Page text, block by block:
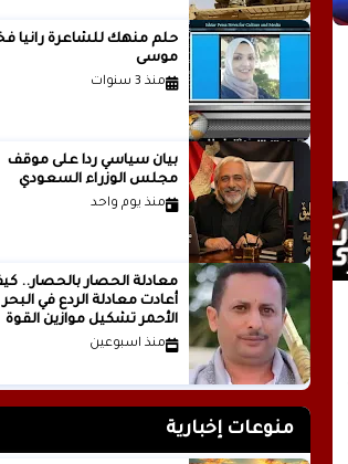
حلم منهك للشاعرة
موسى
منذ 3 سنوات
بيان سياسي رداً على موقف
مجلس الوزراء السعودي
منذ يوم واحد
معادلة الحصار بالحصار..
أعادت معادلة الردع في البحر
الأحمر تشكيل موازين القوة
الإقليمية؟الكاتب والباحث
منذ اسبوعين
منوعات إخبارية